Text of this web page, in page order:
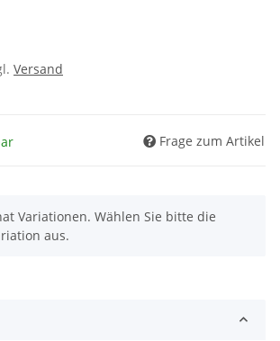
Versand
Frage zum Artikel
Variationen. Wählen Sie bitte die
aus.